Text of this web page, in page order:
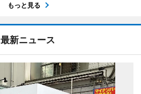
もっと見る
最新ニュース